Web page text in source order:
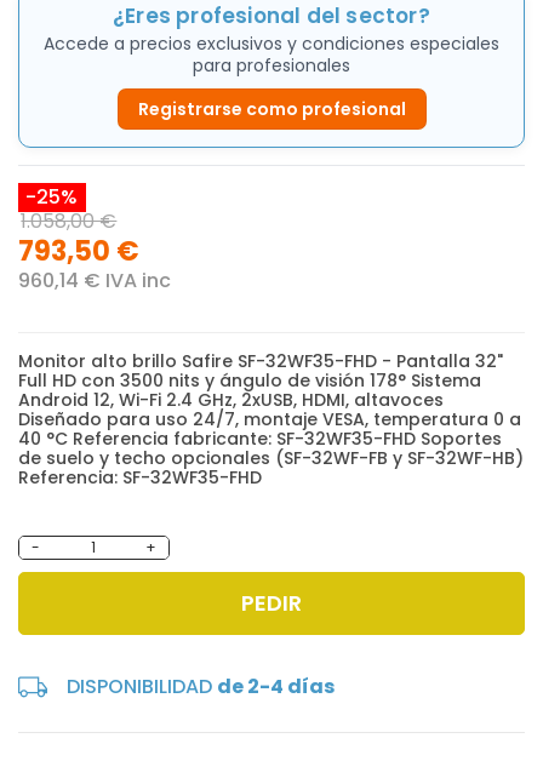
¿Eres profesional del sector?
Accede a precios exclusivos y condiciones especiales
para profesionales
Registrarse como profesional
-25%
1.058,00 €
793,50 €
960,14 € IVA inc
Monitor alto brillo Safire SF-32WF35-FHD - Pantalla 32"
Full HD con 3500 nits y ángulo de visión 178° Sistema
Android 12, Wi-Fi 2.4 GHz, 2xUSB, HDMI, altavoces
Diseñado para uso 24/7, montaje VESA, temperatura 0 a
40 °C Referencia fabricante: SF-32WF35-FHD Soportes
de suelo y techo opcionales (SF-32WF-FB y SF-32WF-HB)
Referencia: SF-32WF35-FHD
- +
PEDIR
DISPONIBILIDAD de 2-4 días